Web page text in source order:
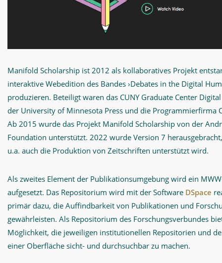
Manifold Scholarship ist 2012 als kollaboratives Projekt
interaktive Webedition des Bandes ›Debates in the Digital
produzieren. Beteiligt waren das CUNY Graduate Center
der University of Minnesota Press und die Programmierfirma
Ab 2015 wurde das Projekt Manifold Scholarship von der
Foundation unterstützt. 2022 wurde Version 7
u.a. auch die Produktion von Zeitschriften unterstützt wird.
Als zweites Element der Publikationsumgebung wird ein
aufgesetzt. Das Repositorium wird mit der Software DSpace
primär dazu, die Auffindbarkeit von Publikationen und
gewährleisten. Als Repositorium des Forschungsverbundes
Möglichkeit, die jeweiligen institutionellen Repositorien und
einer Oberfläche sicht- und durchsuchbar zu machen.